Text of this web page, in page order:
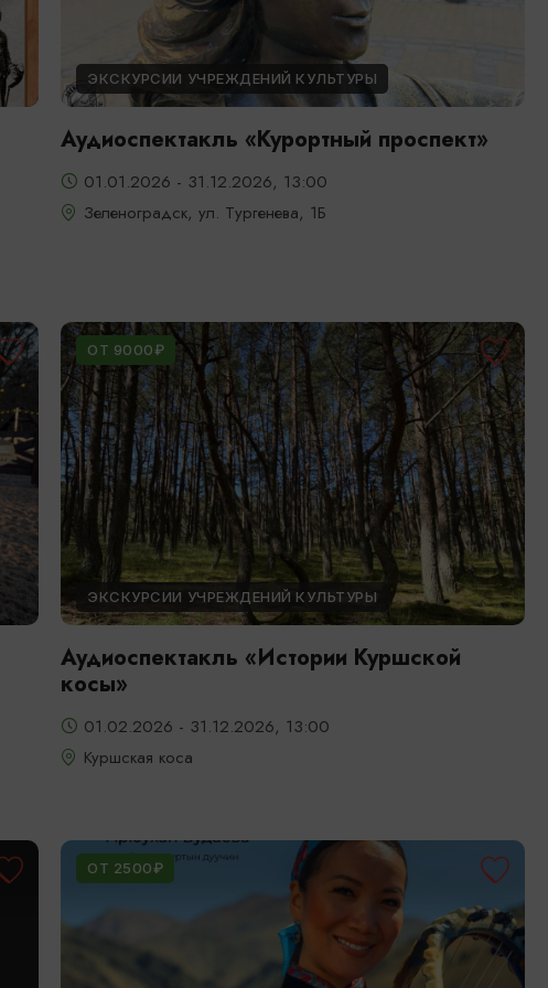
ЭКСКУРСИИ УЧРЕЖДЕНИЙ КУЛЬТУРЫ
Аудиоспектакль «Курортный проспект»
01.01.2026 - 31.12.2026, 13:00
Зеленоградск, ул. Тургенева, 1Б
ОТ 9000₽
ЭКСКУРСИИ УЧРЕЖДЕНИЙ КУЛЬТУРЫ
Аудиоспектакль «Истории Куршской
косы»
01.02.2026 - 31.12.2026, 13:00
Куршская коса
ОТ 2500₽